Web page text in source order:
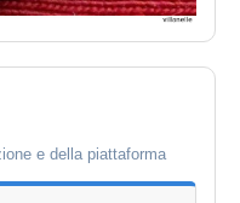
e della piattaforma